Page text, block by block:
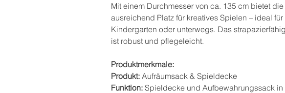
Mit einem Durchmesser von ca. 135 cm bietet
ausreichend Platz für kreatives Spielen – ideal für
Kindergarten oder unterwegs. Das
ist robust und pflegeleicht.
Produktmerkmale:
Produkt: Aufräumsack & Spieldecke
Funktion: Spieldecke und Aufbewahrungssack in